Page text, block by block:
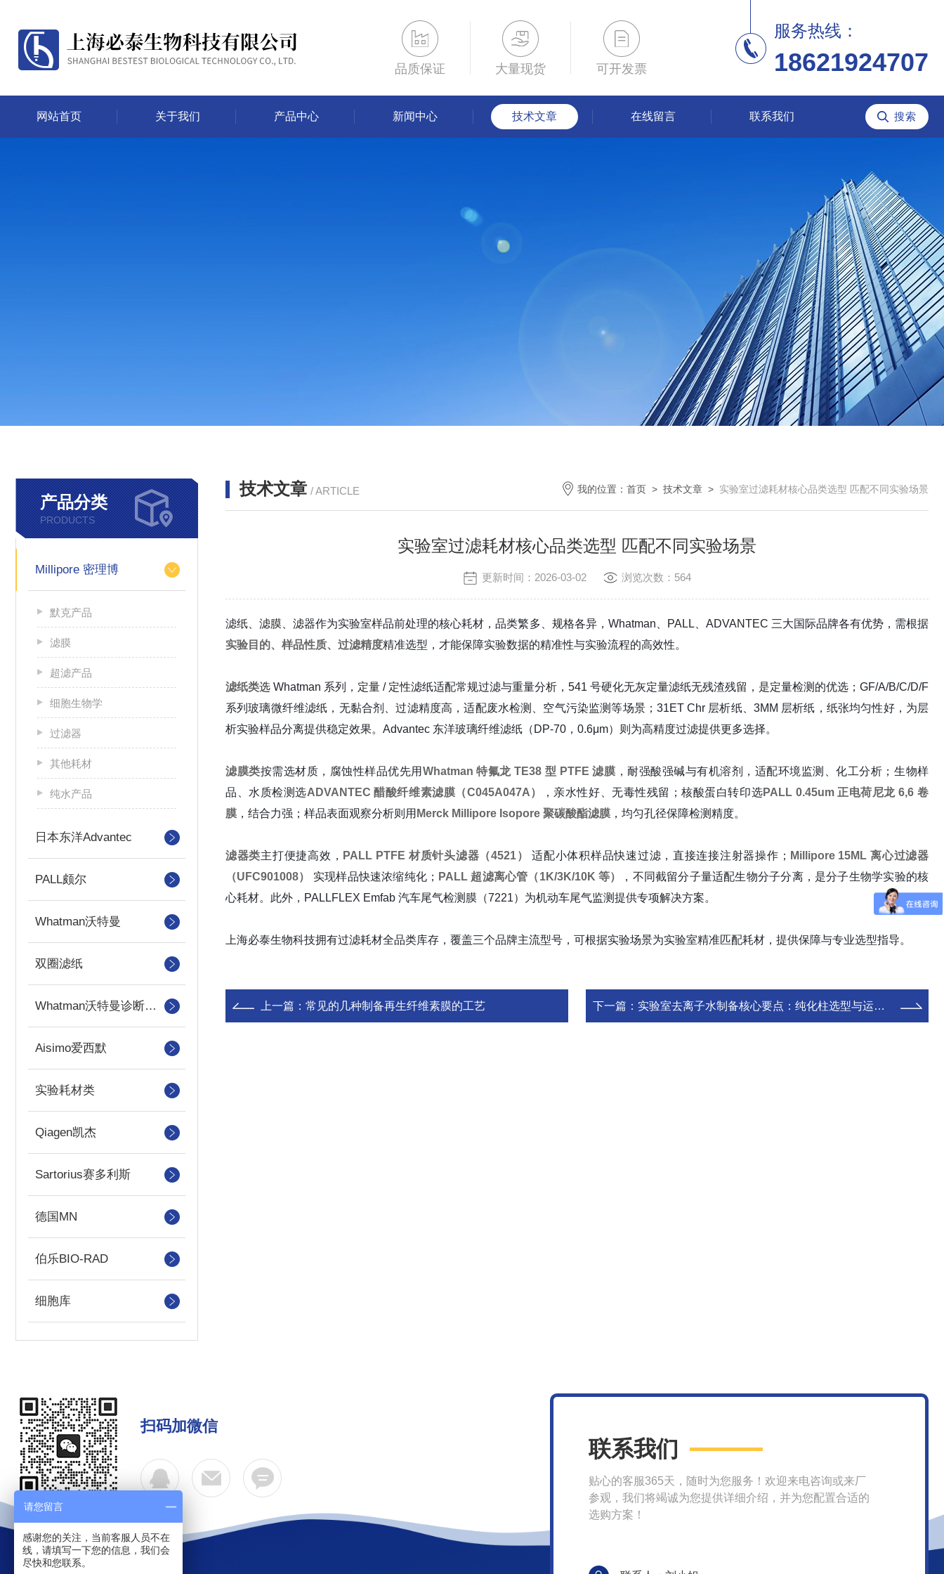
品质保证 大量现货 可开发票
服务热线：
18621924707
网站首页 关于我们 产品中心 新闻中心 技术文章 在线留言 联系我们
产品分类
PRODUCTS
Millipore 密理博
默克产品
滤膜
超滤产品
细胞生物学
过滤器
其他耗材
纯水产品
日本东洋Advantec
PALL颇尔
Whatman沃特曼
双圈滤纸
Whatman沃特曼诊断产品
Aisimo爱西默
实验耗材类
Qiagen凯杰
Sartorius赛多利斯
德国MN
伯乐BIO-RAD
细胞库
技术文章 / ARTICLE 我的位置： 首页 > 技术文章 > 实验室过滤耗材核心品类选型 匹配不同实验场景
实验室过滤耗材核心品类选型 匹配不同实验场景
更新时间：2026-03-02 浏览次数：564
滤纸、滤膜、滤器作为实验室样品前处理的核心耗材，品类繁多、规格各异，Whatman、PALL、ADVANTEC 三大国际品牌各有优势，需根据
实验目的、样品性质、过滤精度精准选型，才能保障实验数据的精准性与实验流程的高效性。
滤纸类选 Whatman 系列，定量 / 定性滤纸适配常规过滤与重量分析，541 号硬化无灰定量滤纸无残渣残留，是定量检测的优选；GF/A/B/C/D/F
系列玻璃微纤维滤纸，无黏合剂、过滤精度高，适配废水检测、空气污染监测等场景；31ET Chr 层析纸、3MM 层析纸，纸张均匀性好，为层
析实验样品分离提供稳定效果。Advantec 东洋玻璃纤维滤纸（DP-70，0.6μm）则为高精度过滤提供更多选择。
滤膜类按需选材质，腐蚀性样品优先用 Whatman 特氟龙 TE38 型 PTFE 滤膜 ，耐强酸强碱与有机溶剂，适配环境监测、化工分析；生物样
品、水质检测选ADVANTEC 醋酸纤维素滤膜（C045A047A） ，亲水性好、无毒性残留；核酸蛋白转印选PALL 0.45um 正电荷尼龙 6,6 卷
膜 ，结合力强；样品表面观察分析则用 Merck Millipore Isopore 聚碳酸酯滤膜 ，均匀孔径保障检测精度。
滤器类主打便捷高效， PALL PTFE 材质针头滤器（4521） 适配小体积样品快速过滤，直接连接注射器操作； Millipore 15ML 离心过滤器
（UFC901008）
实现样品快速浓缩纯化； PALL 超滤离心管（1K/3K/10K 等）
，不同截留分子量适配生物分子分离，是分子生物学实验的核
心耗材。此外，PALLFLEX Emfab 汽车尾气检测膜（7221）为机动车尾气监测提供专项解决方案。
上海必泰生物科技拥有过滤耗材全品类库存，覆盖三个品牌主流型号，可根据实验场景为实验室精准匹配耗材，提供保障与专业选型指导。
上一篇： 常见的几种制备再生纤维素膜的工艺 下一篇： 实验室去离子水制备核心要点：纯化柱选型与运维实操指南
扫码加微信
联系我们
贴心的客服365天，随时为您服务！欢迎来电咨询或来厂
参观，我们将竭诚为您提供详细介绍，并为您配置合适的
选购方案！
请您留言
感谢您的关注，当前客服人员不在
线，请填写一下您的信息，我们会
尽快和您联系。